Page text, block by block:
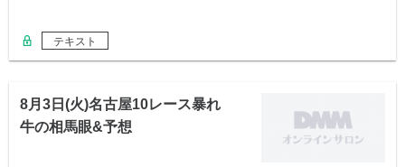
テキスト
8月3日(火)名古屋10レース暴れ
牛の相馬眼&予想